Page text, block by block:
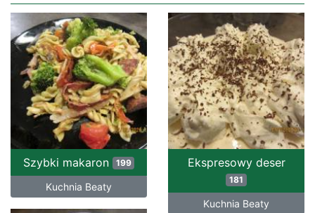
Szybki makaron 199
Kuchnia Beaty
Ekspresowy deser
181
Kuchnia Beaty